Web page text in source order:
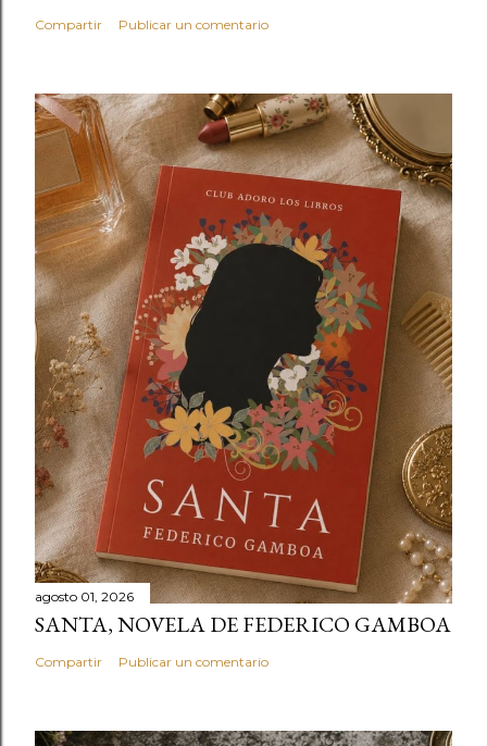
Compartir Publicar un comentario
agosto 01, 2026
SANTA, NOVELA DE FEDERICO GAMBOA
Compartir Publicar un comentario